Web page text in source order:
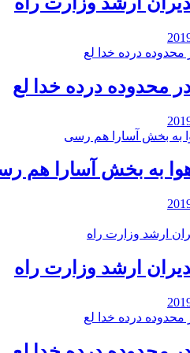
محدوده درده خدا لع
هوا به بخش آسارا هم
ارشد وزارت راه